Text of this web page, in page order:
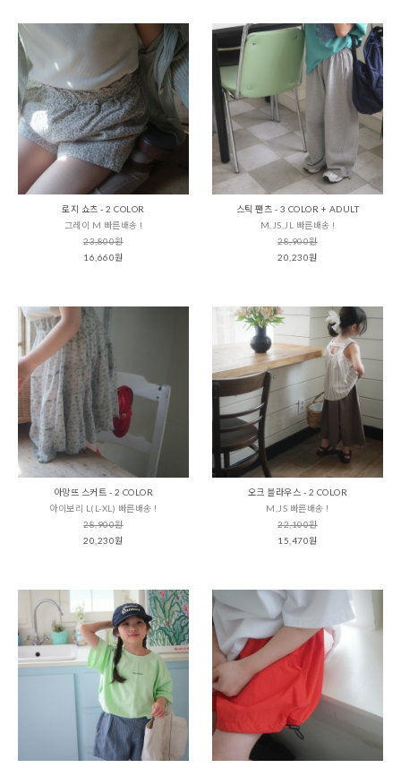
로지 쇼츠 - 2 COLOR
그레이 M 빠른배송 !
23,800원
16,660원
스틱 팬츠 - 3 COLOR + ADULT
M,JS,JL 빠른배송 !
28,900원
20,230원
아망뜨 스커트 - 2 COLOR
아이보리 L(L-XL) 빠른배송 !
28,900원
20,230원
오크 블라우스 - 2 COLOR
M,JS 빠른배송 !
22,100원
15,470원